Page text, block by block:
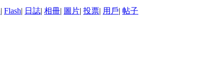
| Flash| 日誌| 相冊| 圖片| 投票| 用戶| 帖子